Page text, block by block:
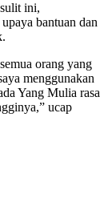
ini,
bantuan dan
orang yang
menggunakan
Yang Mulia rasa
ucap